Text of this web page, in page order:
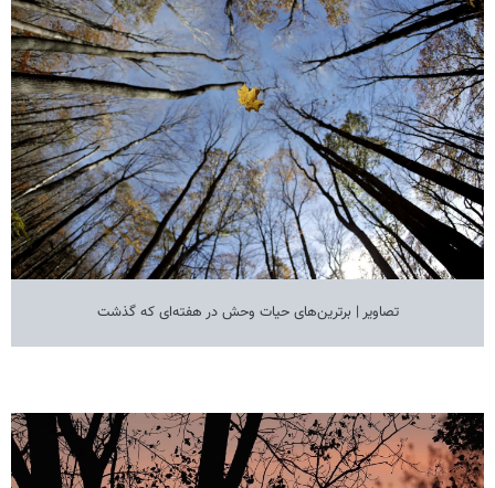
تصاویر | برترین‌های حیات وحش در هفته‌ای که گذشت